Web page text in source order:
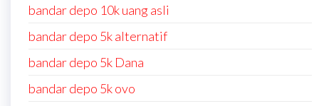
bandar depo 10k uang asli
bandar depo 5k alternatif
bandar depo 5k Dana
bandar depo 5k ovo